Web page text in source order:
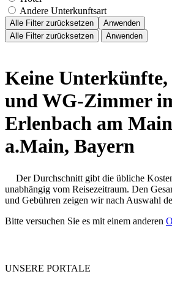
Andere Unterkunftsart
Alle Filter zurücksetzen
Anwenden
Alle Filter zurücksetzen
Anwenden
Keine Unterkünfte,
und WG-Zimmer
Erlenbach am
a.Main, Bayern
Der Durchschnitt gibt die übliche
unabhängig vom Reisezeitraum. Den
und Gebühren zeigen wir nach Auswahl
Bitte versuchen Sie es mit einem anderen
UNSERE PORTALE